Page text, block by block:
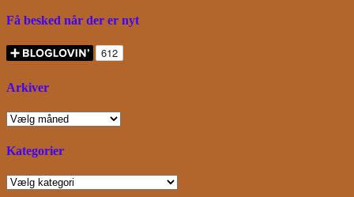
Få besked når der er nyt
Arkiver
Arkiver
Kategorier
Kategorier